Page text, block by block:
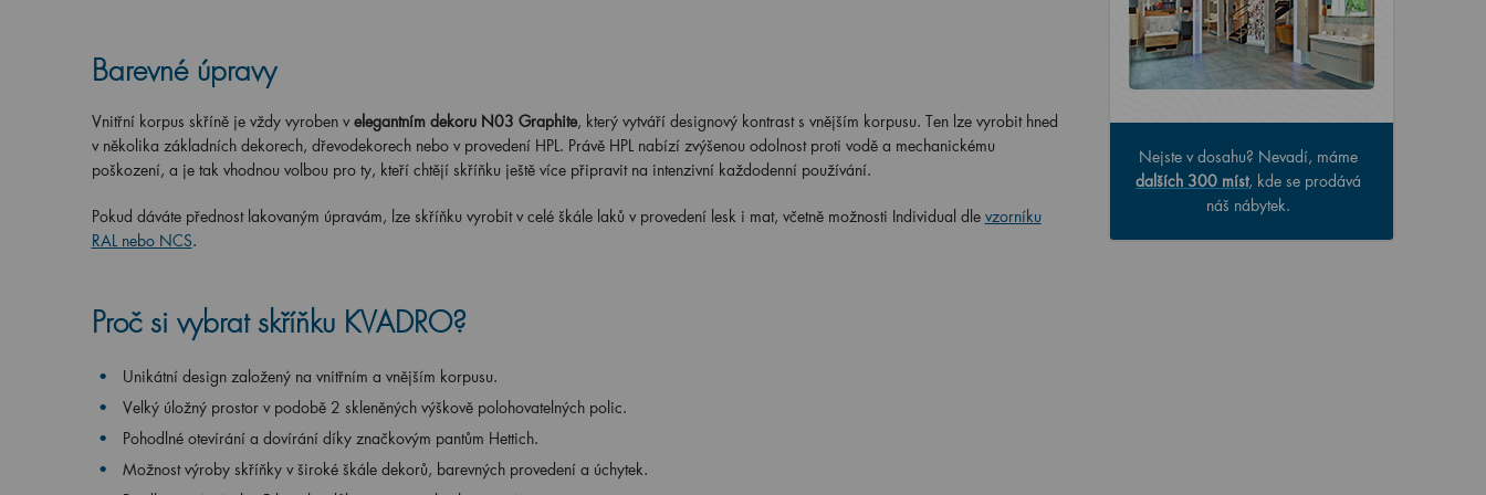
Barevné úpravy
Vnitřní korpus skříně je vždy vyroben velegantním dekoru N03 Graphite, který vytváří designový kontrast s vnějším korpusu. Ten lze vyrobit hned
v několika základních dekorech, dřevodekorech nebo v provedení HPL. Právě HPL nabízí zvýšenou odolnost proti vodě a mechanickému
poškození, a je tak vhodnou volbou pro ty, kteří chtějí skříňku ještě více připravit na intenzivní každodenní používání.
Pokud dáváte přednost lakovaným úpravám, lze skříňku vyrobit v celé škále laků v provedení lesk i mat, včetně možnosti Individual dle vzorníku
RAL nebo NCS.
Proč si vybrat skříňku KVADRO?
Unikátní design založený na vnitřním a vnějším korpusu.
Velký úložný prostor v podobě 2 skleněných výškově polohovatelných polic.
Pohodlné otevírání a dovírání díky značkovým pantům Hettich.
Možnost výroby skříňky v široké škále dekorů, barevných provedení a úchytek.
Nejste v dosahu? Nevadí, máme
dalších 300 míst, kde se prodává
náš nábytek.